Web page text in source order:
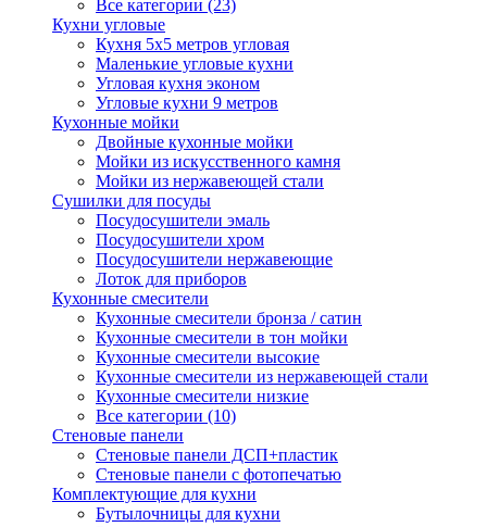
Все категории (23)
Кухни угловые
Кухня 5х5 метров угловая
Маленькие угловые кухни
Угловая кухня эконом
Угловые кухни 9 метров
Кухонные мойки
Двойные кухонные мойки
Мойки из искусственного камня
Мойки из нержавеющей стали
Сушилки для посуды
Посудосушители эмаль
Посудосушители хром
Посудосушители нержавеющие
Лоток для приборов
Кухонные смесители
Кухонные смесители бронза / сатин
Кухонные смесители в тон мойки
Кухонные смесители высокие
Кухонные смесители из нержавеющей стали
Кухонные смесители низкие
Все категории (10)
Стеновые панели
Стеновые панели ДСП+пластик
Стеновые панели с фотопечатью
Комплектующие для кухни
Бутылочницы для кухни